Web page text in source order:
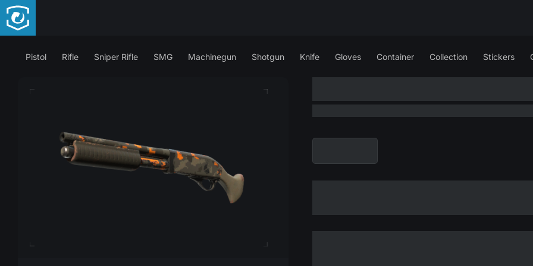
Pistol Rifle Sniper Rifle SMG Machinegun Shotgun Knife Gloves Container Collection Stickers